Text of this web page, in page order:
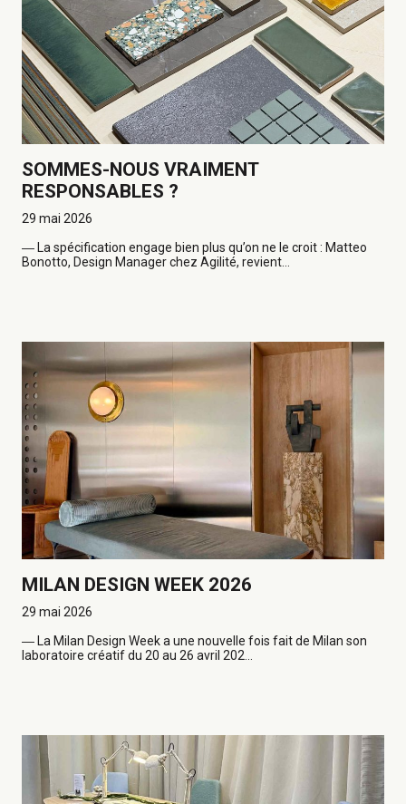
SOMMES-NOUS VRAIMENT
RESPONSABLES ?
29 mai 2026
― La spécification engage bien plus qu’on ne le croit : Matteo
Bonotto, Design Manager chez Agilité, revient...
MILAN DESIGN WEEK 2026
29 mai 2026
― La Milan Design Week a une nouvelle fois fait de Milan son
laboratoire créatif du 20 au 26 avril 202...